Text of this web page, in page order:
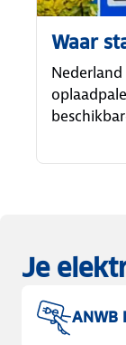
Waar
Je
ANWB